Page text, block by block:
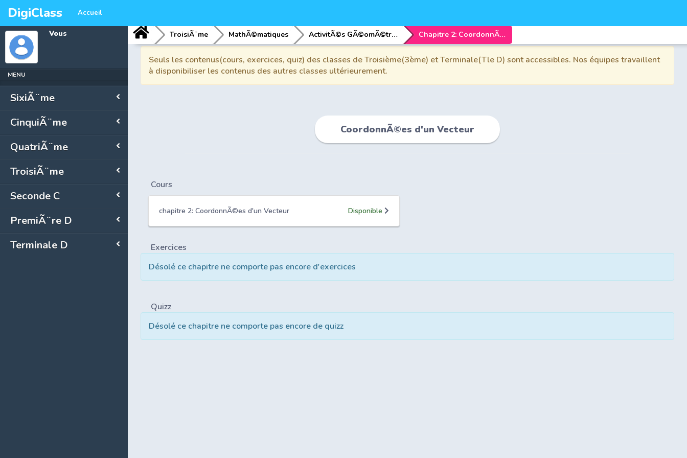
DigiClass Accueil
Vous
MENU
SixiÃ¨me
CinquiÃ¨me
QuatriÃ¨me
TroisiÃ¨me
Seconde C
PremiÃ¨re D
Terminale D
TroisiÃ¨me MathÃ©matiques ActivitÃ©s GÃ©omÃ©triques Chapitre 2: CoordonnÃ©es d'un Vecteur
Seuls les contenus(cours, exercices, quiz) des classes de Troisième(3ème) et Terminale(Tle D) sont accessibles. Nos équipes travaillent
à disponibiliser les contenus des autres classes ultérieurement.
CoordonnÃ©es d'un Vecteur
Cours
chapitre 2: CoordonnÃ©es d'un Vecteur Disponible
Exercices
Désolé ce chapitre ne comporte pas encore d'exercices
Quizz
Désolé ce chapitre ne comporte pas encore de quizz